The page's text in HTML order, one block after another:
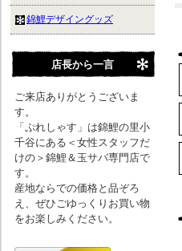
錦鯉デザイングッズ
店長から一言
ご来店ありがとうございま
す。
「ぷれしゃす」は錦鯉の里小
千谷にある＜女性スタッフだ
けの＞錦鯉＆玉サバ専門店で
す。
産地ならでの価格と品ぞろ
え、ぜひごゆっくりお買い物
をお楽しみください。